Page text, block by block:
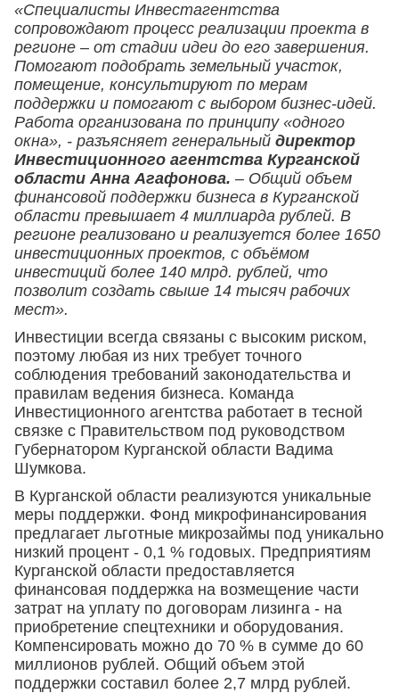
«Специалисты Инвестагентства
сопровождают процесс реализации проекта в
регионе – от стадии идеи до его завершения.
Помогают подобрать земельный участок,
помещение, консультируют по мерам
поддержки и помогают с выбором бизнес-идей.
Работа организована по принципу «одного
окна», - разъясняет генеральный директор
Инвестиционного агентства Курганской
области Анна Агафонова. – Общий объем
финансовой поддержки бизнеса в Курганской
области превышает 4 миллиарда рублей. В
регионе реализовано и реализуется более 1650
инвестиционных проектов, с объёмом
инвестиций более 140 млрд. рублей, что
позволит создать свыше 14 тысяч рабочих
мест».
Инвестиции всегда связаны с высоким риском,
поэтому любая из них требует точного
соблюдения требований законодательства и
правилам ведения бизнеса. Команда
Инвестиционного агентства работает в тесной
связке с Правительством под руководством
Губернатором Курганской области Вадима
Шумкова.
В Курганской области реализуются уникальные
меры поддержки. Фонд микрофинансирования
предлагает льготные микрозаймы под уникально
низкий процент - 0,1 % годовых. Предприятиям
Курганской области предоставляется
финансовая поддержка на возмещение части
затрат на уплату по договорам лизинга - на
приобретение спецтехники и оборудования.
Компенсировать можно до 70 % в сумме до 60
миллионов рублей. Общий объем этой
поддержки составил более 2,7 млрд рублей.